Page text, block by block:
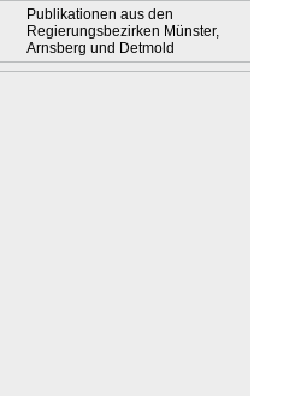
Publikationen aus den
Regierungsbezirken Münster,
Arnsberg und Detmold